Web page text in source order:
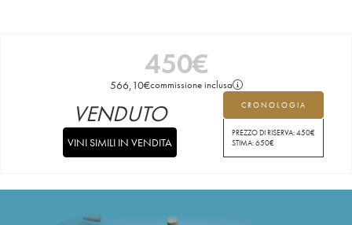
450€
566,10€commissione inclusa
CRONOLOGIA
PREZZO DI RISERVA:450€
STIMA:650€
VENDUTO
VINI SIMILI IN VENDITA